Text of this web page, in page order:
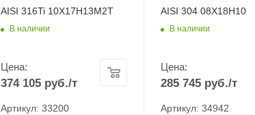
AISI 316Ti 10Х17Н13М2Т
В наличии
Цена:
374 105руб./т
Артикул: 33200
AISI 304 08Х18Н10
В наличии
Цена:
285 745 руб./т
Артикул: 34942